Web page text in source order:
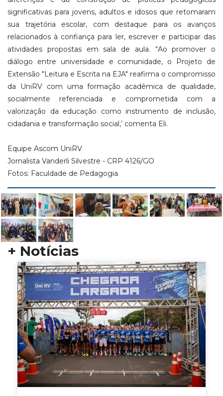
significativas para jovens, adultos e idosos que retomaram
sua trajetória escolar, com destaque para os avanços
relacionados à confiança para ler, escrever e participar das
atividades propostas em sala de aula. “Ao promover o
diálogo entre universidade e comunidade, o Projeto de
Extensão "Leitura e Escrita na EJA" reafirma o compromisso
da UniRV com uma formação acadêmica de qualidade,
socialmente referenciada e comprometida com a
valorização da educação como instrumento de inclusão,
cidadania e transformação social,’ comenta Eli.
Equipe Ascom UniRV
Jornalista Vanderli Silvestre - CRP 4126/GO
Fotos: Faculdade de Pedagogia
+ Notícias